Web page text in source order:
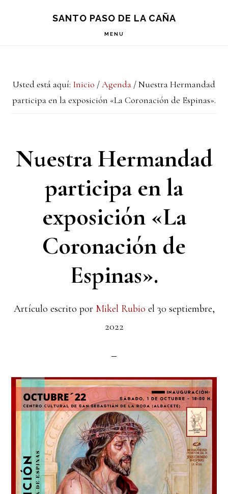
principal
lateral
principal
SANTO PASO DE LA CAÑA
MENU
Usted está aquí: Inicio /Agenda /Nuestra Hermandad
participa en la exposición «La Coronación de Espinas».
Nuestra Hermandad
participa en la
exposición «La
Coronación de
Espinas».
Artículo escrito por Mikel Rubio el 30 septiembre,
2022